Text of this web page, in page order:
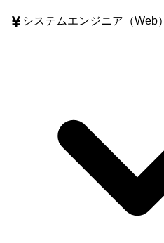
システムエンジニア（Web）